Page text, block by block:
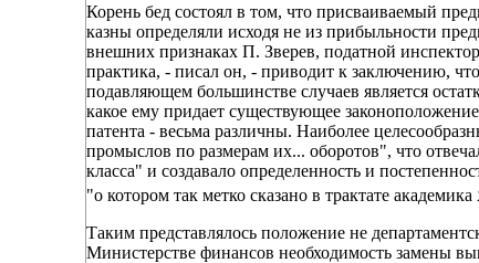
Корень бед состоял в том, что присваиваемый
казны определяли исходя не из прибыльности
внешних признаках П. Зверев, податной
практика, - писал он, - приводит к заключению,
подавляющем большинстве случаев является
какое ему придает существующее
патента - весьма различны. Наиболее
промыслов по размерам их... оборотов", что
класса" и создавало определенность и
"о котором так метко сказано в трактате
Таким представлялось положение не
Министерстве финансов необходимость замены